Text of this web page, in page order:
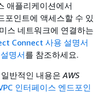
애플리케이션에서
포인트에 액세스할 수 있
스 네트워크에 연결하는
Connect 사용 설명서
명서를 참조하세요.
반적인 내용은AWS
인터페이스 엔드포인